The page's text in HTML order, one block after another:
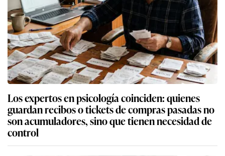
Los expertos en psicología coinciden: quienes
guardan recibos o tickets de compras pasadas no
son acumuladores, sino que tienen necesidad de
control